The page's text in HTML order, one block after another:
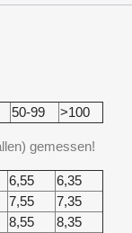
50-99 >100
gemessen!
6,55
6,35
7,55
7,35
8,55
8,35